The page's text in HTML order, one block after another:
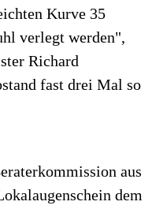
Kurve 35
verlegt werden",
Richard
fast drei Mal so
aus
dem